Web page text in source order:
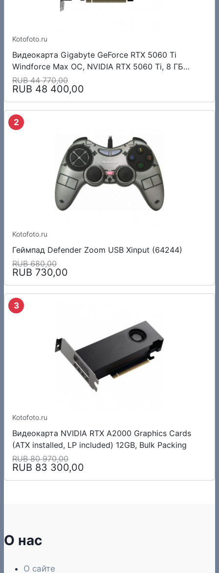
Kotofoto.ru
Видеокарта Gigabyte GeForce RTX 5060 Ti
Windforce Max OC, NVIDIA RTX 5060 Ti, 8 ГБ
GDDR7, 128 бит, PCI-e 5.0, 1xHDMI, 3xDP, 2587
МГц
RUB 44 770,00
RUB 48 400,00
2
Kotofoto.ru
Геймпад Defender Zoom USB Xinput (64244)
RUB 680,00
RUB 730,00
3
Kotofoto.ru
Видеокарта NVIDIA RTX A2000 Graphics Cards
(ATX installed, LP included) 12GB, Bulk Packing
RUB 80 970,00
RUB 83 300,00
О нас
О сайте